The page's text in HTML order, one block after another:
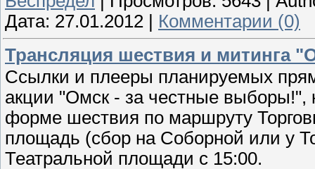
Дата: 27.01.2012
Комментарии (0)
Трансляция шествия и митинга
Ссылки и плееры планируемых
акции "Омск - за честные выборы!",
форме шествия по маршруту
площадь (сбор на Соборной или у
Театральной площади с 15:00.